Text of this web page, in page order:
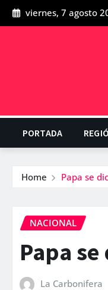
viernes, 7 agosto
PORTADA
Home Papa se
NACIONAL
Papa
La Carbonifera